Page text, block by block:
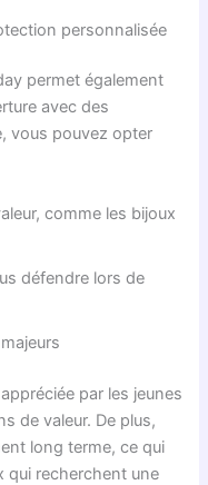
personnalisée
permet également
avec des
vous pouvez opter
comme les bijoux
défendre lors de
par les jeunes
de valeur. De plus,
long terme, ce qui
qui recherchent une